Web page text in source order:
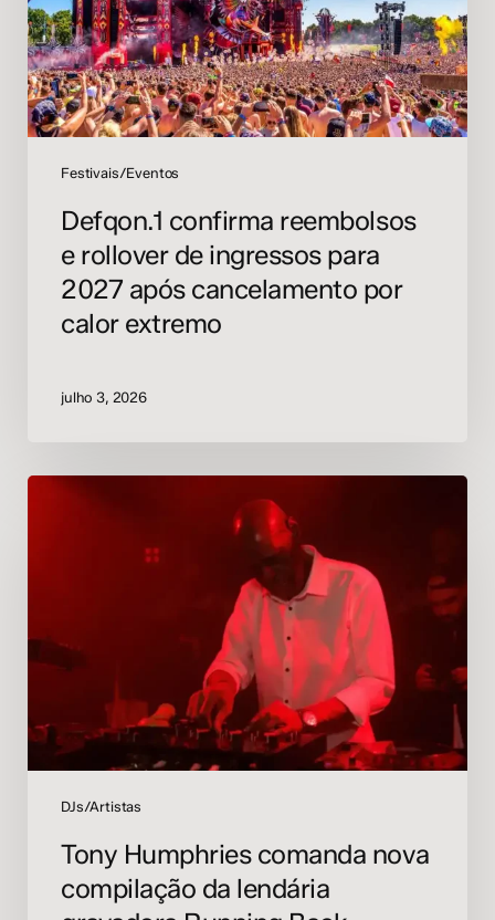
Festivais/Eventos
ingressos
para
2027
após
cancelamento
calor
Defqon.1 confirma reembolsos
e rollover de ingressos para
2027 após cancelamento por
calor extremo
julho 3, 2026
DJs/Artistas
Tony
lendária
gravadora
Back
Tony Humphries comanda nova
compilação da lendária